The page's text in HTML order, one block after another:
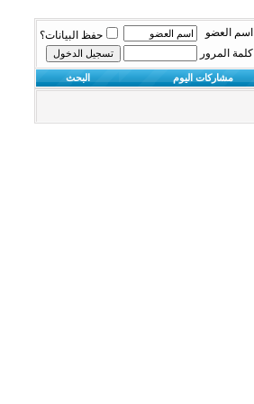
اسم العضو
حفظ البيانات؟
كلمة المرور
مشاركات اليوم البحث